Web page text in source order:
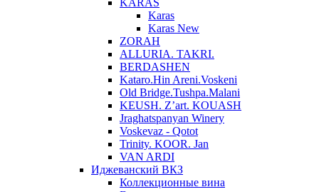
KARAS
Karas
Karas New
ZORAH
ALLURIA. TAKRI.
BERDASHEN
Kataro.Hin Areni.Voskeni
Old Bridge.Tushpa.Malani
KEUSH. Z’art. KOUASH
Jraghatspanyan Winery
Voskevaz - Qotot
Trinity. KOOR. Jan
VAN ARDI
Иджеванский ВКЗ
Коллекционные вина